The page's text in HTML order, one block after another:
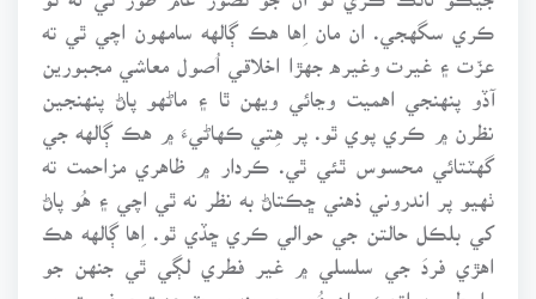
ڪري سگهجي. ان مان اِها هڪ ڳالهه سامهون اچي ٿي ته
عزّت ۽ غيرت وغيره جهڙا اخلاقي اُصول معاشي مجبورين
آڏو پنهنجي اهميت وڃائي ويهن ٿا ۽ ماڻهو پاڻ پنهنجين
نظرن ۾ ڪري پوي ٿو. پر هِتي ڪهاڻيءَ ۾ هڪ ڳالهه جي
گهٽتائي محسوس ٿئي ٿي. ڪردار ۾ ظاهري مزاحمت ته
ٺهيو پر اندروني ذهني ڇڪتاڻ به نظر نه ٿي اچي ۽ هُو پاڻ
کي بلڪل حالتن جي حوالي ڪري ڇڏي ٿو. اِها ڳالهه هڪ
اهڙي فردَ جي سلسلي ۾ غير فطري لڳي ٿي جنهن جو
واسطو ٻهراڙيءَ سان هُجي ۽ جنهن وٽ عزت ۽ غيرت جو